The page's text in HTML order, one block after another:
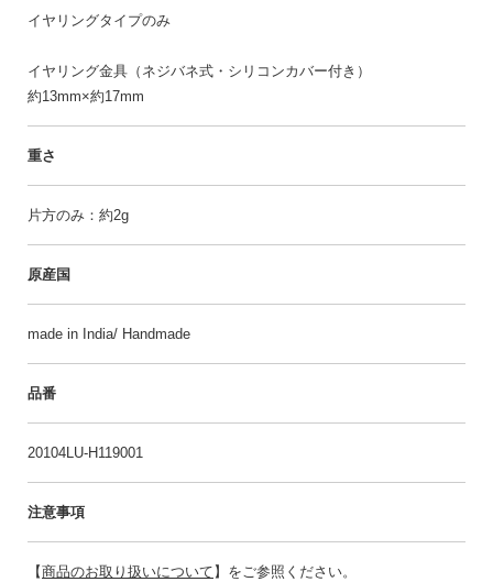
イヤリングタイプのみ
イヤリング金具（ネジバネ式・シリコンカバー付き）
約13mm×約17mm
重さ
片方のみ：約2g
原産国
made in India/ Handmade
品番
20104LU-H119001
注意事項
【商品のお取り扱いについて 】をご参照ください。